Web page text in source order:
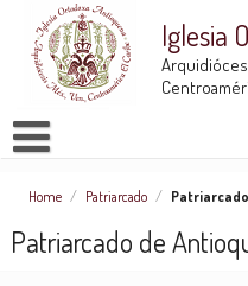
Iglesia
Home / Patriarcado /
Patriarcado de